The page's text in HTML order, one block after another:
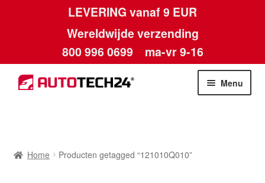
LEVERING vanaf 9 EUR
Wereldwijde verzending
800 996 0699 ma-vr 9-16
Ga
door
Ga
naar
Menu
Home Producten getagged “121010Q010”